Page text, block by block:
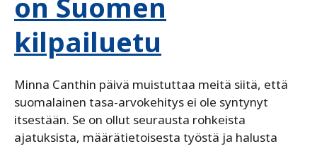
kilpailuetu
Minna Canthin päivä muistuttaa meitä siitä, että
suomalainen tasa-arvokehitys ei ole syntynyt
itsestään. Se on ollut seurausta rohkeista
ajatuksista, määrätietoisesta työstä ja halusta